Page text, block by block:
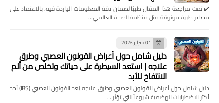
✔️ تمت مراجعة هذا المقال طبيًا لضمان دقة المعلومات الواردة فيه، بالاعتماد على
مصادر طبية موثوقة مثل منظمة الصحة العالمي…
01 فبراير 2026
دليل شامل حول أعراض القولون العصبي وطرق
علاجه | استعد السيطرة على حياتك وتخلص من ألم
الانتفاخ للأبد
دليل شامل حول أعراض القولون العصبي وطرق علاجه يُعد القولون العصبي (IBS) أحد
أكثر الاضطرابات الهضمية شيوعاً التي تؤثر …